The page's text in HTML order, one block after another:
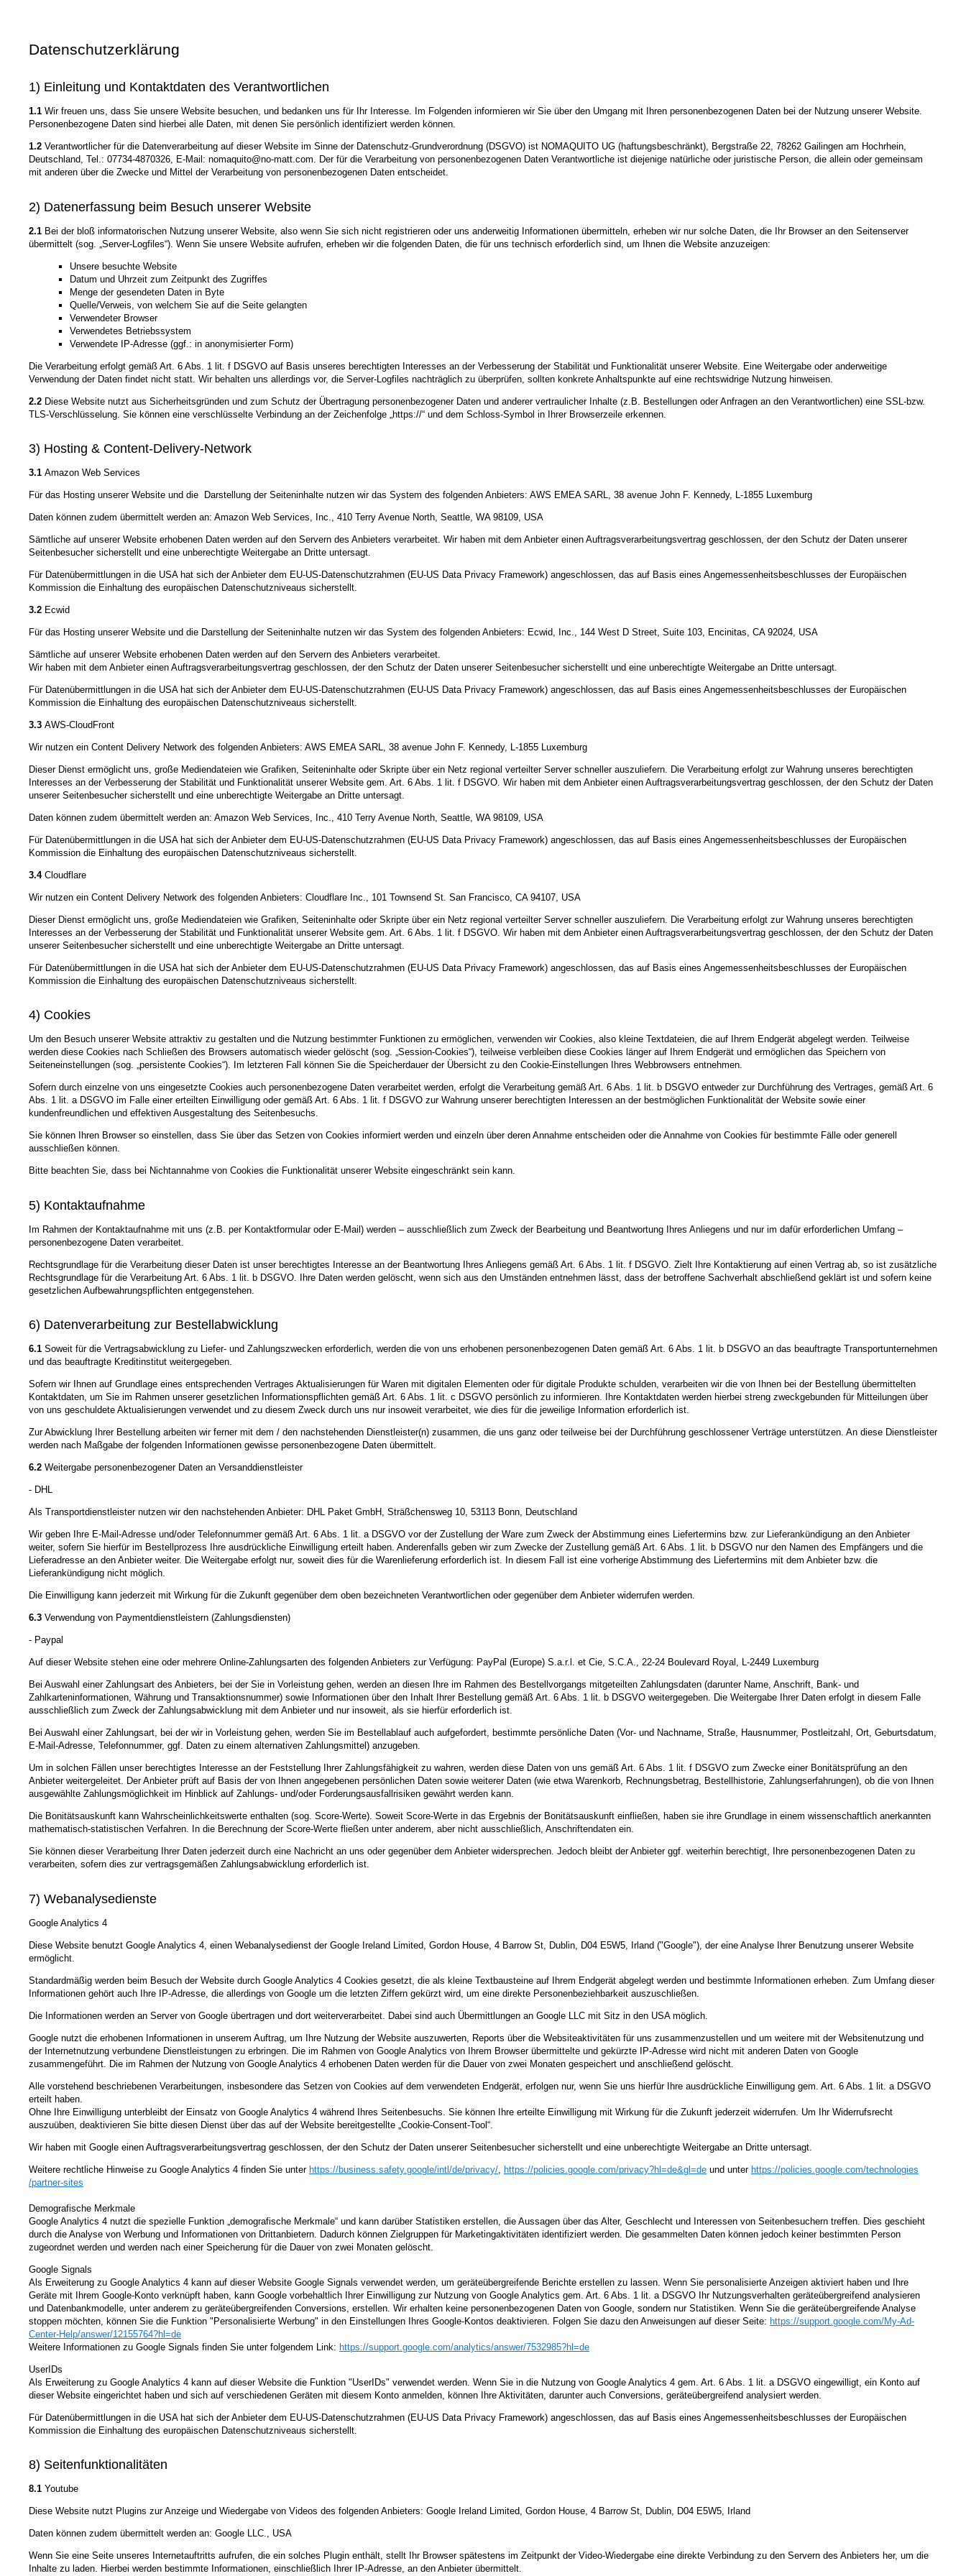
Datenschutzerklärung
1) Einleitung und Kontaktdaten des Verantwortlichen
1.1 Wir freuen uns, dass Sie unsere Website besuchen, und bedanken uns für Ihr Interesse. Im Folgenden informieren wir Sie über den Umgang mit Ihren personenbezogenen Daten bei der Nutzung unserer Website.
Personenbezogene Daten sind hierbei alle Daten, mit denen Sie persönlich identifiziert werden können.
1.2 Verantwortlicher für die Datenverarbeitung auf dieser Website im Sinne der Datenschutz-Grundverordnung (DSGVO) ist NOMAQUITO UG (haftungsbeschränkt), Bergstraße 22, 78262 Gailingen am Hochrhein,
Deutschland, Tel.: 07734-4870326, E-Mail: nomaquito@no-matt.com. Der für die Verarbeitung von personenbezogenen Daten Verantwortliche ist diejenige natürliche oder juristische Person, die allein oder gemeinsam
mit anderen über die Zwecke und Mittel der Verarbeitung von personenbezogenen Daten entscheidet.
2) Datenerfassung beim Besuch unserer Website
2.1 Bei der bloß informatorischen Nutzung unserer Website, also wenn Sie sich nicht registrieren oder uns anderweitig Informationen übermitteln, erheben wir nur solche Daten, die Ihr Browser an den Seitenserver
übermittelt (sog. „Server-Logfiles“). Wenn Sie unsere Website aufrufen, erheben wir die folgenden Daten, die für uns technisch erforderlich sind, um Ihnen die Website anzuzeigen:
Unsere besuchte Website
Datum und Uhrzeit zum Zeitpunkt des Zugriffes
Menge der gesendeten Daten in Byte
Quelle/Verweis, von welchem Sie auf die Seite gelangten
Verwendeter Browser
Verwendetes Betriebssystem
Verwendete IP-Adresse (ggf.: in anonymisierter Form)
Die Verarbeitung erfolgt gemäß Art. 6 Abs. 1 lit. f DSGVO auf Basis unseres berechtigten Interesses an der Verbesserung der Stabilität und Funktionalität unserer Website. Eine Weitergabe oder anderweitige
Verwendung der Daten findet nicht statt. Wir behalten uns allerdings vor, die Server-Logfiles nachträglich zu überprüfen, sollten konkrete Anhaltspunkte auf eine rechtswidrige Nutzung hinweisen.
2.2 Diese Website nutzt aus Sicherheitsgründen und zum Schutz der Übertragung personenbezogener Daten und anderer vertraulicher Inhalte (z.B. Bestellungen oder Anfragen an den Verantwortlichen) eine SSL-bzw.
TLS-Verschlüsselung. Sie können eine verschlüsselte Verbindung an der Zeichenfolge „https://“ und dem Schloss-Symbol in Ihrer Browserzeile erkennen.
3) Hosting & Content-Delivery-Network
3.1 Amazon Web Services
Für das Hosting unserer Website und die Darstellung der Seiteninhalte nutzen wir das System des folgenden Anbieters: AWS EMEA SARL, 38 avenue John F. Kennedy, L-1855 Luxemburg
Daten können zudem übermittelt werden an: Amazon Web Services, Inc., 410 Terry Avenue North, Seattle, WA 98109, USA
Sämtliche auf unserer Website erhobenen Daten werden auf den Servern des Anbieters verarbeitet. Wir haben mit dem Anbieter einen Auftragsverarbeitungsvertrag geschlossen, der den Schutz der Daten unserer
Seitenbesucher sicherstellt und eine unberechtigte Weitergabe an Dritte untersagt.
Für Datenübermittlungen in die USA hat sich der Anbieter dem EU-US-Datenschutzrahmen (EU-US Data Privacy Framework) angeschlossen, das auf Basis eines Angemessenheitsbeschlusses der Europäischen
Kommission die Einhaltung des europäischen Datenschutzniveaus sicherstellt.
3.2 Ecwid
Für das Hosting unserer Website und die Darstellung der Seiteninhalte nutzen wir das System des folgenden Anbieters: Ecwid, Inc., 144 West D Street, Suite 103, Encinitas, CA 92024, USA
Sämtliche auf unserer Website erhobenen Daten werden auf den Servern des Anbieters verarbeitet.
Wir haben mit dem Anbieter einen Auftragsverarbeitungsvertrag geschlossen, der den Schutz der Daten unserer Seitenbesucher sicherstellt und eine unberechtigte Weitergabe an Dritte untersagt.
Für Datenübermittlungen in die USA hat sich der Anbieter dem EU-US-Datenschutzrahmen (EU-US Data Privacy Framework) angeschlossen, das auf Basis eines Angemessenheitsbeschlusses der Europäischen
Kommission die Einhaltung des europäischen Datenschutzniveaus sicherstellt.
3.3 AWS-CloudFront
Wir nutzen ein Content Delivery Network des folgenden Anbieters: AWS EMEA SARL, 38 avenue John F. Kennedy, L-1855 Luxemburg
Dieser Dienst ermöglicht uns, große Mediendateien wie Grafiken, Seiteninhalte oder Skripte über ein Netz regional verteilter Server schneller auszuliefern. Die Verarbeitung erfolgt zur Wahrung unseres berechtigten
Interesses an der Verbesserung der Stabilität und Funktionalität unserer Website gem. Art. 6 Abs. 1 lit. f DSGVO. Wir haben mit dem Anbieter einen Auftragsverarbeitungsvertrag geschlossen, der den Schutz der Daten
unserer Seitenbesucher sicherstellt und eine unberechtigte Weitergabe an Dritte untersagt.
Daten können zudem übermittelt werden an: Amazon Web Services, Inc., 410 Terry Avenue North, Seattle, WA 98109, USA
Für Datenübermittlungen in die USA hat sich der Anbieter dem EU-US-Datenschutzrahmen (EU-US Data Privacy Framework) angeschlossen, das auf Basis eines Angemessenheitsbeschlusses der Europäischen
Kommission die Einhaltung des europäischen Datenschutzniveaus sicherstellt.
3.4Cloudflare
Wir nutzen ein Content Delivery Network des folgenden Anbieters: Cloudflare Inc., 101 Townsend St. San Francisco, CA 94107, USA
Dieser Dienst ermöglicht uns, große Mediendateien wie Grafiken, Seiteninhalte oder Skripte über ein Netz regional verteilter Server schneller auszuliefern. Die Verarbeitung erfolgt zur Wahrung unseres berechtigten
Interesses an der Verbesserung der Stabilität und Funktionalität unserer Website gem. Art. 6 Abs. 1 lit. f DSGVO. Wir haben mit dem Anbieter einen Auftragsverarbeitungsvertrag geschlossen, der den Schutz der Daten
unserer Seitenbesucher sicherstellt und eine unberechtigte Weitergabe an Dritte untersagt.
Für Datenübermittlungen in die USA hat sich der Anbieter dem EU-US-Datenschutzrahmen (EU-US Data Privacy Framework) angeschlossen, das auf Basis eines Angemessenheitsbeschlusses der Europäischen
Kommission die Einhaltung des europäischen Datenschutzniveaus sicherstellt.
4) Cookies
Um den Besuch unserer Website attraktiv zu gestalten und die Nutzung bestimmter Funktionen zu ermöglichen, verwenden wir Cookies, also kleine Textdateien, die auf Ihrem Endgerät abgelegt werden. Teilweise
werden diese Cookies nach Schließen des Browsers automatisch wieder gelöscht (sog. „Session-Cookies“), teilweise verbleiben diese Cookies länger auf Ihrem Endgerät und ermöglichen das Speichern von
Seiteneinstellungen (sog. „persistente Cookies“). Im letzteren Fall können Sie die Speicherdauer der Übersicht zu den Cookie-Einstellungen Ihres Webbrowsers entnehmen.
Sofern durch einzelne von uns eingesetzte Cookies auch personenbezogene Daten verarbeitet werden, erfolgt die Verarbeitung gemäß Art. 6 Abs. 1 lit. b DSGVO entweder zur Durchführung des Vertrages, gemäß Art. 6
Abs. 1 lit. a DSGVO im Falle einer erteilten Einwilligung oder gemäß Art. 6 Abs. 1 lit. f DSGVO zur Wahrung unserer berechtigten Interessen an der bestmöglichen Funktionalität der Website sowie einer
kundenfreundlichen und effektiven Ausgestaltung des Seitenbesuchs.
Sie können Ihren Browser so einstellen, dass Sie über das Setzen von Cookies informiert werden und einzeln über deren Annahme entscheiden oder die Annahme von Cookies für bestimmte Fälle oder generell
ausschließen können.
Bitte beachten Sie, dass bei Nichtannahme von Cookies die Funktionalität unserer Website eingeschränkt sein kann.
5) Kontaktaufnahme
Im Rahmen der Kontaktaufnahme mit uns (z.B. per Kontaktformular oder E-Mail) werden – ausschließlich zum Zweck der Bearbeitung und Beantwortung Ihres Anliegens und nur im dafür erforderlichen Umfang –
personenbezogene Daten verarbeitet.
Rechtsgrundlage für die Verarbeitung dieser Daten ist unser berechtigtes Interesse an der Beantwortung Ihres Anliegens gemäß Art. 6 Abs. 1 lit. f DSGVO. Zielt Ihre Kontaktierung auf einen Vertrag ab, so ist zusätzliche
Rechtsgrundlage für die Verarbeitung Art. 6 Abs. 1 lit. b DSGVO. Ihre Daten werden gelöscht, wenn sich aus den Umständen entnehmen lässt, dass der betroffene Sachverhalt abschließend geklärt ist und sofern keine
gesetzlichen Aufbewahrungspflichten entgegenstehen.
6) Datenverarbeitung zur Bestellabwicklung
6.1 Soweit für die Vertragsabwicklung zu Liefer- und Zahlungszwecken erforderlich, werden die von uns erhobenen personenbezogenen Daten gemäß Art. 6 Abs. 1 lit. b DSGVO an das beauftragte Transportunternehmen
und das beauftragte Kreditinstitut weitergegeben.
Sofern wir Ihnen auf Grundlage eines entsprechenden Vertrages Aktualisierungen für Waren mit digitalen Elementen oder für digitale Produkte schulden, verarbeiten wir die von Ihnen bei der Bestellung übermittelten
Kontaktdaten, um Sie im Rahmen unserer gesetzlichen Informationspflichten gemäß Art. 6 Abs. 1 lit. c DSGVO persönlich zu informieren. Ihre Kontaktdaten werden hierbei streng zweckgebunden für Mitteilungen über
von uns geschuldete Aktualisierungen verwendet und zu diesem Zweck durch uns nur insoweit verarbeitet, wie dies für die jeweilige Information erforderlich ist.
Zur Abwicklung Ihrer Bestellung arbeiten wir ferner mit dem / den nachstehenden Dienstleister(n) zusammen, die uns ganz oder teilweise bei der Durchführung geschlossener Verträge unterstützen. An diese Dienstleister
werden nach Maßgabe der folgenden Informationen gewisse personenbezogene Daten übermittelt.
6.2 Weitergabe personenbezogener Daten an Versanddienstleister
- DHL
Als Transportdienstleister nutzen wir den nachstehenden Anbieter: DHL Paket GmbH, Sträßchensweg 10, 53113 Bonn, Deutschland
Wir geben Ihre E-Mail-Adresse und/oder Telefonnummer gemäß Art. 6 Abs. 1 lit. a DSGVO vor der Zustellung der Ware zum Zweck der Abstimmung eines Liefertermins bzw. zur Lieferankündigung an den Anbieter
weiter, sofern Sie hierfür im Bestellprozess Ihre ausdrückliche Einwilligung erteilt haben. Anderenfalls geben wir zum Zwecke der Zustellung gemäß Art. 6 Abs. 1 lit. b DSGVO nur den Namen des Empfängers und die
Lieferadresse an den Anbieter weiter. Die Weitergabe erfolgt nur, soweit dies für die Warenlieferung erforderlich ist. In diesem Fall ist eine vorherige Abstimmung des Liefertermins mit dem Anbieter bzw. die
Lieferankündigung nicht möglich.
Die Einwilligung kann jederzeit mit Wirkung für die Zukunft gegenüber dem oben bezeichneten Verantwortlichen oder gegenüber dem Anbieter widerrufen werden.
6.3 Verwendung von Paymentdienstleistern (Zahlungsdiensten)
- Paypal
Auf dieser Website stehen eine oder mehrere Online-Zahlungsarten des folgenden Anbieters zur Verfügung: PayPal (Europe) S.a.r.l. et Cie, S.C.A., 22-24 Boulevard Royal, L-2449 Luxemburg
Bei Auswahl einer Zahlungsart des Anbieters, bei der Sie in Vorleistung gehen, werden an diesen Ihre im Rahmen des Bestellvorgangs mitgeteilten Zahlungsdaten (darunter Name, Anschrift, Bank- und
Zahlkarteninformationen, Währung und Transaktionsnummer) sowie Informationen über den Inhalt Ihrer Bestellung gemäß Art. 6 Abs. 1 lit. b DSGVO weitergegeben. Die Weitergabe Ihrer Daten erfolgt in diesem Falle
ausschließlich zum Zweck der Zahlungsabwicklung mit dem Anbieter und nur insoweit, als sie hierfür erforderlich ist.
Bei Auswahl einer Zahlungsart, bei der wir in Vorleistung gehen, werden Sie im Bestellablauf auch aufgefordert, bestimmte persönliche Daten (Vor- und Nachname, Straße, Hausnummer, Postleitzahl, Ort, Geburtsdatum,
E-Mail-Adresse, Telefonnummer, ggf. Daten zu einem alternativen Zahlungsmittel) anzugeben.
Um in solchen Fällen unser berechtigtes Interesse an der Feststellung Ihrer Zahlungsfähigkeit zu wahren, werden diese Daten von uns gemäß Art. 6 Abs. 1 lit. f DSGVO zum Zwecke einer Bonitätsprüfung an den
Anbieter weitergeleitet. Der Anbieter prüft auf Basis der von Ihnen angegebenen persönlichen Daten sowie weiterer Daten (wie etwa Warenkorb, Rechnungsbetrag, Bestellhistorie, Zahlungserfahrungen), ob die von Ihnen
ausgewählte Zahlungsmöglichkeit im Hinblick auf Zahlungs- und/oder Forderungsausfallrisiken gewährt werden kann.
Die Bonitätsauskunft kann Wahrscheinlichkeitswerte enthalten (sog. Score-Werte). Soweit Score-Werte in das Ergebnis der Bonitätsauskunft einfließen, haben sie ihre Grundlage in einem wissenschaftlich anerkannten
mathematisch-statistischen Verfahren. In die Berechnung der Score-Werte fließen unter anderem, aber nicht ausschließlich, Anschriftendaten ein.
Sie können dieser Verarbeitung Ihrer Daten jederzeit durch eine Nachricht an uns oder gegenüber dem Anbieter widersprechen. Jedoch bleibt der Anbieter ggf. weiterhin berechtigt, Ihre personenbezogenen Daten zu
verarbeiten, sofern dies zur vertragsgemäßen Zahlungsabwicklung erforderlich ist.
7) Webanalysedienste
Google Analytics 4
Diese Website benutzt Google Analytics 4, einen Webanalysedienst der Google Ireland Limited, Gordon House, 4 Barrow St, Dublin, D04 E5W5, Irland ("Google"), der eine Analyse Ihrer Benutzung unserer Website
ermöglicht.
Standardmäßig werden beim Besuch der Website durch Google Analytics 4 Cookies gesetzt, die als kleine Textbausteine auf Ihrem Endgerät abgelegt werden und bestimmte Informationen erheben. Zum Umfang dieser
Informationen gehört auch Ihre IP-Adresse, die allerdings von Google um die letzten Ziffern gekürzt wird, um eine direkte Personenbeziehbarkeit auszuschließen.
Die Informationen werden an Server von Google übertragen und dort weiterverarbeitet. Dabei sind auch Übermittlungen an Google LLC mit Sitz in den USA möglich.
Google nutzt die erhobenen Informationen in unserem Auftrag, um Ihre Nutzung der Website auszuwerten, Reports über die Websiteaktivitäten für uns zusammenzustellen und um weitere mit der Websitenutzung und
der Internetnutzung verbundene Dienstleistungen zu erbringen. Die im Rahmen von Google Analytics von Ihrem Browser übermittelte und gekürzte IP-Adresse wird nicht mit anderen Daten von Google
zusammengeführt. Die im Rahmen der Nutzung von Google Analytics 4 erhobenen Daten werden für die Dauer von zwei Monaten gespeichert und anschließend gelöscht.
Alle vorstehend beschriebenen Verarbeitungen, insbesondere das Setzen von Cookies auf dem verwendeten Endgerät, erfolgen nur, wenn Sie uns hierfür Ihre ausdrückliche Einwilligung gem. Art. 6 Abs. 1 lit. a DSGVO
erteilt haben.
Ohne Ihre Einwilligung unterbleibt der Einsatz von Google Analytics 4 während Ihres Seitenbesuchs. Sie können Ihre erteilte Einwilligung mit Wirkung für die Zukunft jederzeit widerrufen. Um Ihr Widerrufsrecht
auszuüben, deaktivieren Sie bitte diesen Dienst über das auf der Website bereitgestellte „Cookie-Consent-Tool“.
Wir haben mit Google einen Auftragsverarbeitungsvertrag geschlossen, der den Schutz der Daten unserer Seitenbesucher sicherstellt und eine unberechtigte Weitergabe an Dritte untersagt.
Weitere rechtliche Hinweise zu Google Analytics 4 finden Sie unter https://business.safety.google/intl/de/privacy/ https://policies.google.com/privacy?hl=de&gl=de und unter https://policies.google.com/technologies
/partner-sites
Demografische Merkmale
Google Analytics 4 nutzt die spezielle Funktion „demografische Merkmale“ und kann darüber Statistiken erstellen, die Aussagen über das Alter, Geschlecht und Interessen von Seitenbesuchern treffen. Dies geschieht
durch die Analyse von Werbung und Informationen von Drittanbietern. Dadurch können Zielgruppen für Marketingaktivitäten identifiziert werden. Die gesammelten Daten können jedoch keiner bestimmten Person
zugeordnet werden und werden nach einer Speicherung für die Dauer von zwei Monaten gelöscht.
Google Signals
Als Erweiterung zu Google Analytics 4 kann auf dieser Website Google Signals verwendet werden, um geräteübergreifende Berichte erstellen zu lassen. Wenn Sie personalisierte Anzeigen aktiviert haben und Ihre
Geräte mit Ihrem Google-Konto verknüpft haben, kann Google vorbehaltlich Ihrer Einwilligung zur Nutzung von Google Analytics gem. Art. 6 Abs. 1 lit. a DSGVO Ihr Nutzungsverhalten geräteübergreifend analysieren
und Datenbankmodelle, unter anderem zu geräteübergreifenden Conversions, erstellen. Wir erhalten keine personenbezogenen Daten von Google, sondern nur Statistiken. Wenn Sie die geräteübergreifende Analyse
stoppen möchten, können Sie die Funktion "Personalisierte Werbung" in den Einstellungen Ihres Google-Kontos deaktivieren. Folgen Sie dazu den Anweisungen auf dieser Seite: https://support.google.com/My-Ad-
Center-Help/answer/12155764?hl=de
Weitere Informationen zu Google Signals finden Sie unter folgendem Link: https://support.google.com/analytics/answer/7532985?hl=de
UserIDs
Als Erweiterung zu Google Analytics 4 kann auf dieser Website die Funktion "UserIDs" verwendet werden. Wenn Sie in die Nutzung von Google Analytics 4 gem. Art. 6 Abs. 1 lit. a DSGVO eingewilligt, ein Konto auf
dieser Website eingerichtet haben und sich auf verschiedenen Geräten mit diesem Konto anmelden, können Ihre Aktivitäten, darunter auch Conversions, geräteübergreifend analysiert werden.
Für Datenübermittlungen in die USA hat sich der Anbieter dem EU-US-Datenschutzrahmen (EU-US Data Privacy Framework) angeschlossen, das auf Basis eines Angemessenheitsbeschlusses der Europäischen
Kommission die Einhaltung des europäischen Datenschutzniveaus sicherstellt.
8) Seitenfunktionalitäten
8.1 Youtube
Diese Website nutzt Plugins zur Anzeige und Wiedergabe von Videos des folgenden Anbieters: Google Ireland Limited, Gordon House, 4 Barrow St, Dublin, D04 E5W5, Irland
Daten können zudem übermittelt werden an: Google LLC., USA
Wenn Sie eine Seite unseres Internetauftritts aufrufen, die ein solches Plugin enthält, stellt Ihr Browser spätestens im Zeitpunkt der Video-Wiedergabe eine direkte Verbindung zu den Servern des Anbieters her, um die
Inhalte zu laden. Hierbei werden bestimmte Informationen, einschließlich Ihrer IP-Adresse, an den Anbieter übermittelt.